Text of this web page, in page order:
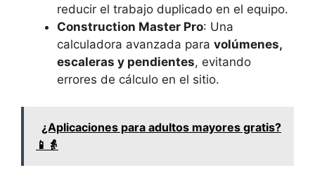
reducir el trabajo duplicado en el equipo.
Construction Master Pro: Una
calculadora avanzada para volúmenes,
escaleras y pendientes, evitando
errores de cálculo en el sitio.
¿Aplicaciones para adultos mayores gratis?
📱👵